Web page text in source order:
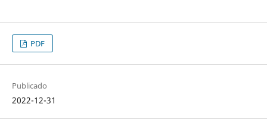
PDF
Publicado
2022-12-31